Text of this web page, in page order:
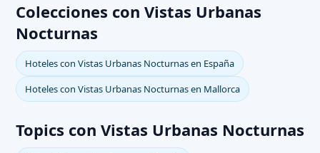
Colecciones con Vistas Urbanas
Nocturnas
Hoteles con Vistas Urbanas Nocturnas en España
Hoteles con Vistas Urbanas Nocturnas en Mallorca
Topics con Vistas Urbanas Nocturnas